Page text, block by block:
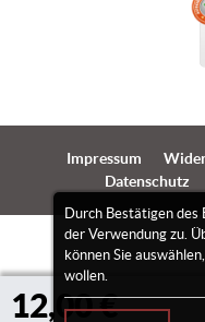
12,00 €
Durch Bestätigen
der Verwendung zu.
können Sie
wollen.
Impressum
Datenschutz